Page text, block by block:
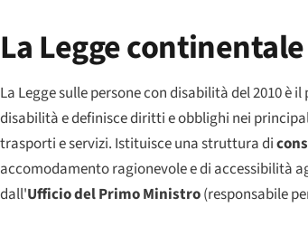
La Legge continentale
La Legge sulle persone con disabilità del 2010
disabilità e definisce diritti e obblighi nei
trasporti e servizi. Istituisce una struttura di
accomodamento ragionevole e di accessibilità
dall'Ufficio del Primo Ministro(responsabile